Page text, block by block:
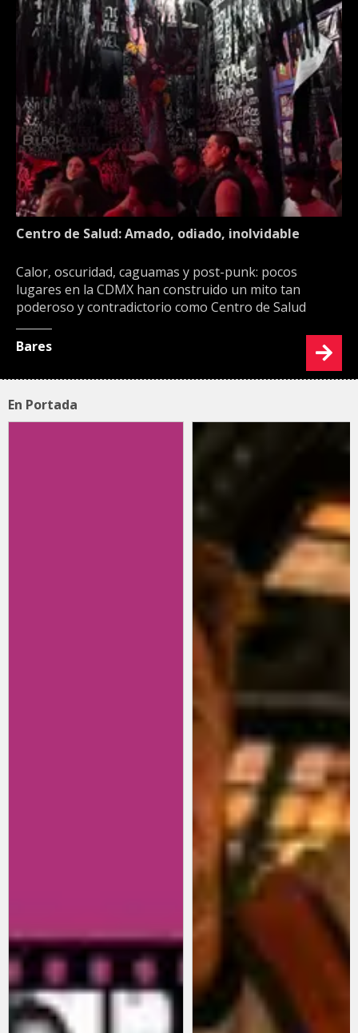
Centro de Salud: Amado, odiado, inolvidable
Calor, oscuridad, caguamas y post-punk: pocos
lugares en la CDMX han construido un mito tan
poderoso y contradictorio como Centro de Salud
Bares
En Portada